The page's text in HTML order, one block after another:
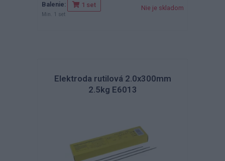
Balenie: 1 set
Min. 1 set
Nie je skladom
Elektroda rutilová 2.0x300mm
2.5kg E6013